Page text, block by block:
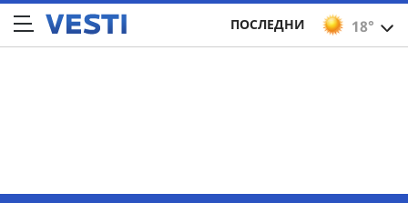
18°
ПОСЛЕДНИ